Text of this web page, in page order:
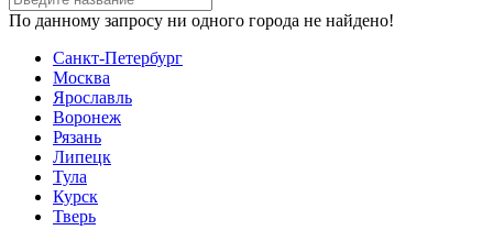
По данному запросу ни одного города не найдено!
Санкт-Петербург
Москва
Ярославль
Воронеж
Рязань
Липецк
Тула
Курск
Тверь